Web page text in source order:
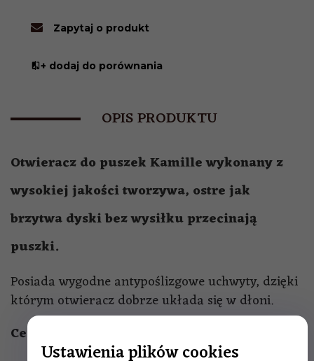
Zapytaj o produkt
+ dodaj do porównania
OPIS PRODUKTU
Otwieracz do puszek Kamillewykonany z
wysokiej jakości tworzywa, ostre jak
brzytwa dyski bez wysiłku przecinają
puszki.
Posiada wygodne antypoślizgowe uchwyty, dzięki
którym otwieracz dobrze układa się w dłoni.
Cechy produktu:
Ustawienia plików cookies